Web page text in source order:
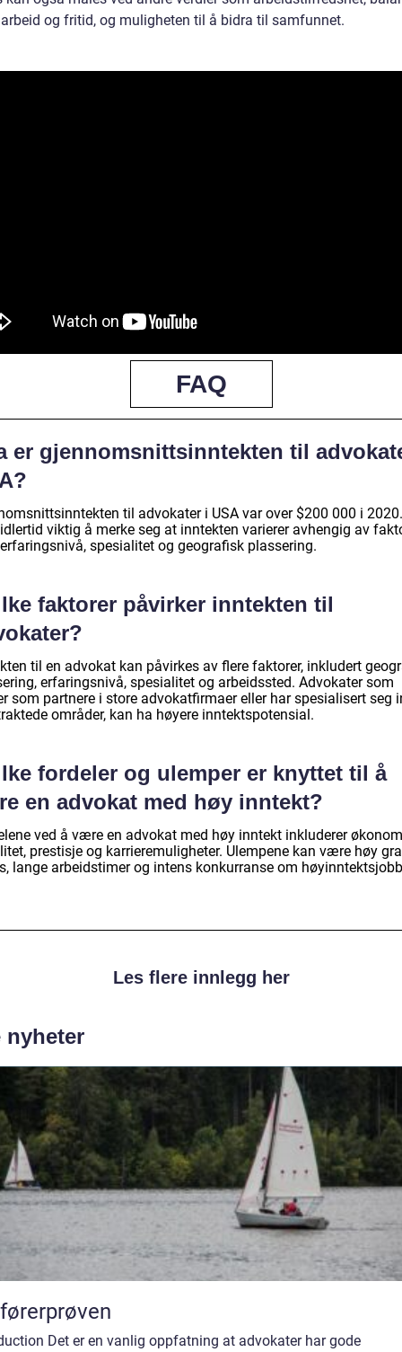
og fritid, og muligheten til å bidra til samfunnet.
FAQ
er gjennomsnittsinntekten til
til advokater i USA var over $200 000 i
viktig å merke seg at inntekten varierer avhengig av
spesialitet og geografisk plassering.
faktorer påvirker inntekten til
til en advokat kan påvirkes av flere faktorer, inkludert
erfaringsnivå, spesialitet og arbeidssted. Advokater som
som partnere i store advokatfirmaer eller har spesialisert seg
områder, kan ha høyere inntektspotensial.
fordeler og ulemper er knyttet til å
en advokat med høy inntekt?
ved å være en advokat med høy inntekt inkluderer
prestisje og karrieremuligheter. Ulempene kan være høy
lange arbeidstimer og intens konkurranse om
Les flere innlegg her
nyheter
Det er en vanlig oppfatning at advokater har gode